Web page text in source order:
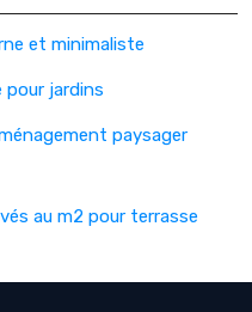
et minimaliste
pour jardins
paysager
au m2 pour terrasse